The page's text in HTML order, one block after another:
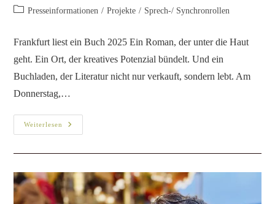
Presseinformationen / Projekte / Sprech-/ Synchronrollen
Frankfurt liest ein Buch 2025 Ein Roman, der unter die Haut
geht. Ein Ort, der kreatives Potenzial bündelt. Und ein
Buchladen, der Literatur nicht nur verkauft, sondern lebt. Am
Donnerstag,…
Weiterlesen